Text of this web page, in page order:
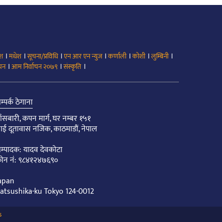
।मधेश।सूचना/प्रविधि।एन आर एन न्युज।कर्णाली।कोशी।लुम्बिनी।
।आम निर्वाचन २०७९ ।संस्कृति ।
ठेगाना
कपन मार्ग, घर नम्बर १५१
दूतावास नजिक, काठमाडौं, नेपाल
यादव देवकोटा
नं: ९८४१२४७६९०
ku Tokyo 124-0012